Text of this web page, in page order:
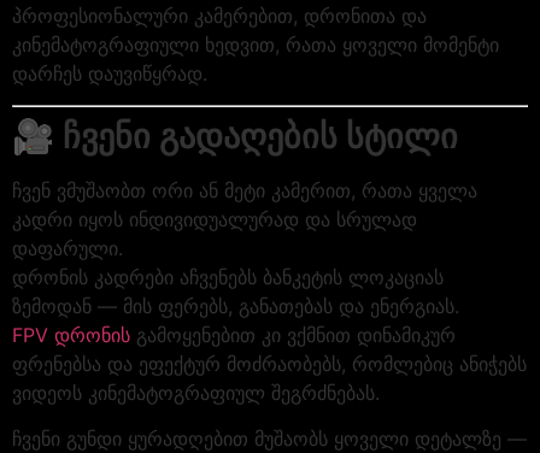
პროფესიონალური კამერებით, დრონითა და
კინემატოგრაფიული ხედვით, რათა ყოველი მომენტი
დარჩეს დაუვიწყრად.
🎥 ჩვენი გადაღების სტილი
ჩვენ ვმუშაობთ ორი ან მეტი კამერით, რათა ყველა
კადრი იყოს ინდივიდუალურად და სრულად
დაფარული.
დრონის კადრები აჩვენებს ბანკეტის ლოკაციას
ზემოდან — მის ფერებს, განათებას და ენერგიას.
FPV დრონის გამოყენებით კი ვქმნით დინამიკურ
ფრენებსა და ეფექტურ მოძრაობებს, რომლებიც ანიჭებს
ვიდეოს კინემატოგრაფიულ შეგრძნებას.
ჩვენი გუნდი ყურადღებით მუშაობს ყოველი დეტალზე —